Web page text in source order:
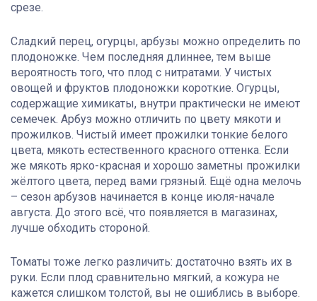
срезе.
Сладкий перец, огурцы, арбузы можно определить по
плодоножке. Чем последняя длиннее, тем выше
вероятность того, что плод с нитратами. У чистых
овощей и фруктов плодоножки короткие. Огурцы,
содержащие химикаты, внутри практически не имеют
семечек. Арбуз можно отличить по цвету мякоти и
прожилков. Чистый имеет прожилки тонкие белого
цвета, мякоть естественного красного оттенка. Если
же мякоть ярко-красная и хорошо заметны прожилки
жёлтого цвета, перед вами грязный. Ещё одна мелочь
– сезон арбузов начинается в конце июля-начале
августа. До этого всё, что появляется в магазинах,
лучше обходить стороной.
Томаты тоже легко различить: достаточно взять их в
руки. Если плод сравнительно мягкий, а кожура не
кажется слишком толстой, вы не ошиблись в выборе.